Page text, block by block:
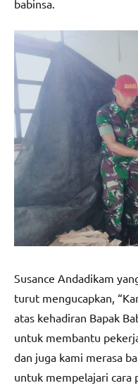
babinsa.
Susance Andadikam
turut mengucapkan,
atas kehadiran Bapak
untuk membantu
dan juga kami merasa
untuk mempelajari cara